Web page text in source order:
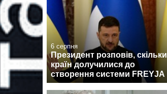
6 серпня
Президент розповів, скільки
країн долучилися до
створення системи FREYJA